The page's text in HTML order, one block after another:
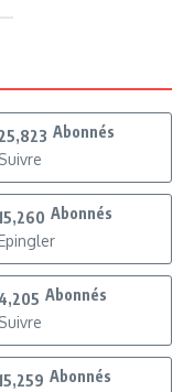
25,823 Abonnés
Suivre
Abonnés
4,205 Abonnés
Suivre
Abonnés